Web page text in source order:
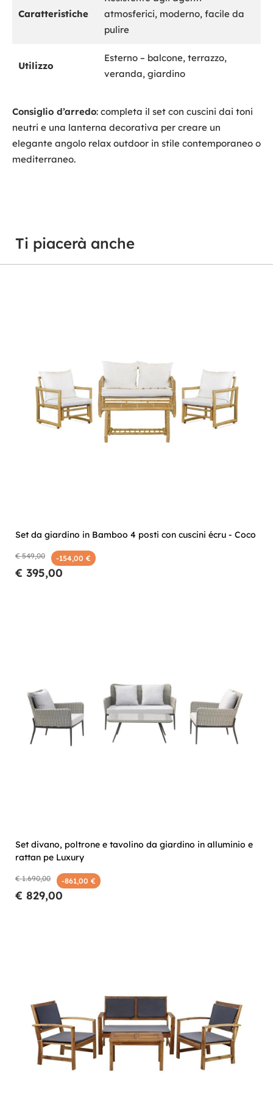
Caratteristiche
atmosferici, moderno, facile da
pulire
Utilizzo
Esterno – balcone, terrazzo,
veranda, giardino
Consiglio d’arredo: completa il set con cuscini dai toni
neutri e una lanterna decorativa per creare un
elegante angolo relax outdoor in stile contemporaneo o
mediterraneo.
Ti piacerà anche
Set da giardino in Bamboo 4 posti con cuscini écru - Coco
€ 549,00 -154,00 €
€ 395,00
Set divano, poltrone e tavolino da giardino in alluminio e
rattan pe Luxury
€ 1.690,00 -861,00 €
€ 829,00